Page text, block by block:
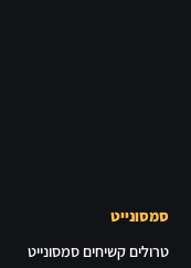
סמסונייט
טרולים קשיחים סמסונייט